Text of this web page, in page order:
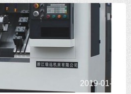
2019-01-23